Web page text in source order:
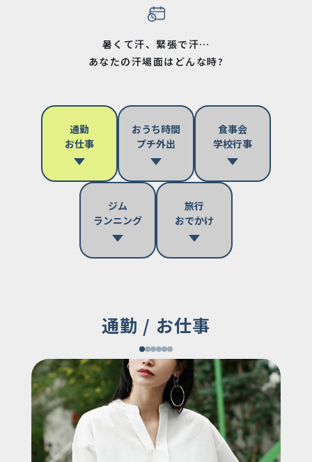
暑くて汗、緊張で汗…
あなたの汗場面はどんな時?
通勤
お仕事
おうち時間
プチ外出
食事会
学校行事
ジム
ランニング
旅行
おでかけ
通勤 / お仕事